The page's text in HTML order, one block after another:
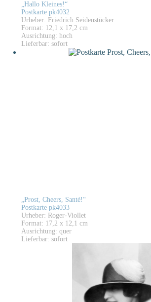
„Hallo Kleines!“
Postkarte pk4032
Urheber: Friedrich Seidenstücker
Format: 12,1 x 17,2 cm
Ausrichtung: hoch
Lieferbar: sofort
„Prost, Cheers, Santé!“
Postkarte pk4033
Urheber: Roger-Viollet
Format: 17,2 x 12,1 cm
Ausrichtung: quer
Lieferbar: sofort